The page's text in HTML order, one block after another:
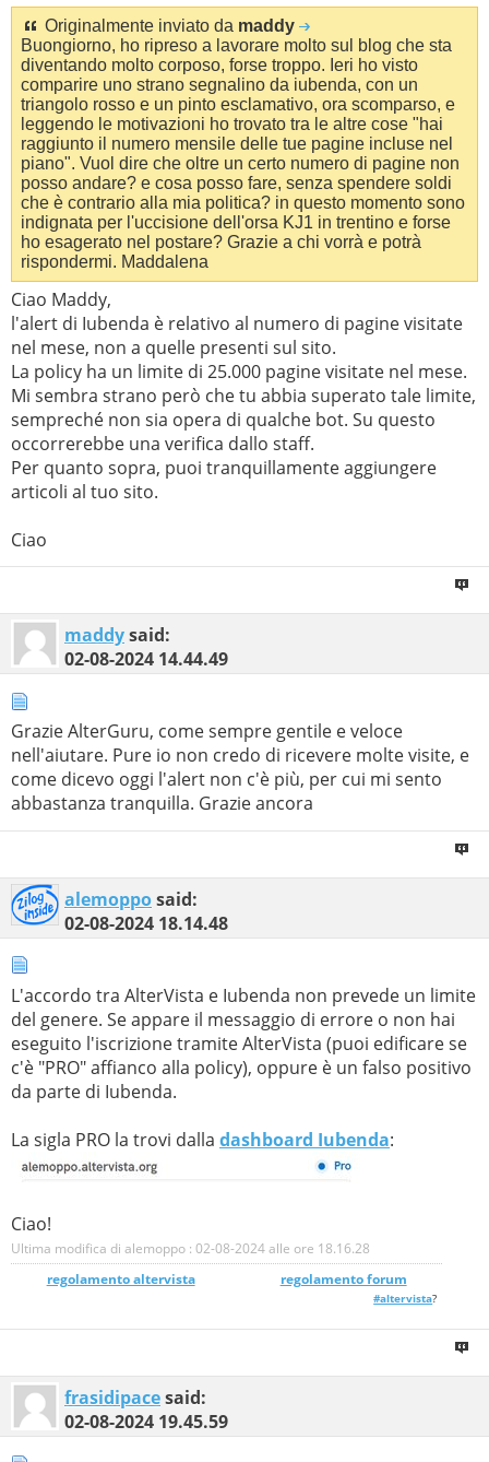
Originalmente inviato da maddy
Buongiorno, ho ripreso a lavorare molto sul blog che sta
diventando molto corposo, forse troppo. Ieri ho visto
comparire uno strano segnalino da iubenda, con un
triangolo rosso e un pinto esclamativo, ora scomparso, e
leggendo le motivazioni ho trovato tra le altre cose "hai
raggiunto il numero mensile delle tue pagine incluse nel
piano". Vuol dire che oltre un certo numero di pagine non
posso andare? e cosa posso fare, senza spendere soldi
che è contrario alla mia politica? in questo momento sono
indignata per l'uccisione dell'orsa KJ1 in trentino e forse
ho esagerato nel postare? Grazie a chi vorrà e potrà
rispondermi. Maddalena
Ciao Maddy,
l'alert di Iubenda è relativo al numero di pagine visitate
nel mese, non a quelle presenti sul sito.
La policy ha un limite di 25.000 pagine visitate nel mese.
Mi sembra strano però che tu abbia superato tale limite,
sempreché non sia opera di qualche bot. Su questo
occorrerebbe una verifica dallo staff.
Per quanto sopra, puoi tranquillamente aggiungere
articoli al tuo sito.
Ciao
maddysaid:
02-08-2024 14.44.49
Grazie AlterGuru, come sempre gentile e veloce
nell'aiutare. Pure io non credo di ricevere molte visite, e
come dicevo oggi l'alert non c'è più, per cui mi sento
abbastanza tranquilla. Grazie ancora
alemopposaid:
02-08-2024 18.14.48
L'accordo tra AlterVista e Iubenda non prevede un limite
del genere. Se appare il messaggio di errore o non hai
eseguito l'iscrizione tramite AlterVista (puoi edificare se
c'è "PRO" affianco alla policy), oppure è un falso positivo
da parte di Iubenda.
La sigla PRO la trovi dalla dashboard Iubenda:
Ciao!
Ultima modifica di alemoppo : 02-08-2024 alle ore 18.16.28
regolamento altervista_______________ regolamento forum
#altervista?
frasidipacesaid:
02-08-2024 19.45.59